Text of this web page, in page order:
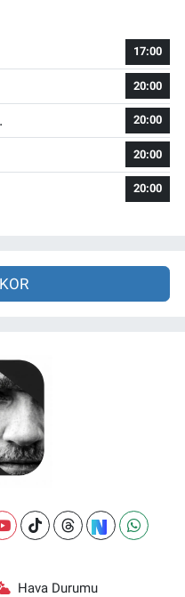
17:00
20:00
20:00
20:00
20:00
Hava Durumu